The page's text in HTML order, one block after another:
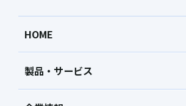
HOME
製品・サービス